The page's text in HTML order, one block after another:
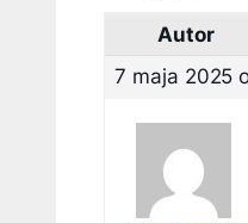
Autor
7 maja 2025